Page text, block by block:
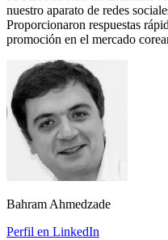
nuestro aparato de redes
Proporcionaron respuestas
promoción en el mercado
Bahram Ahmedzade
Perfil en LinkedIn